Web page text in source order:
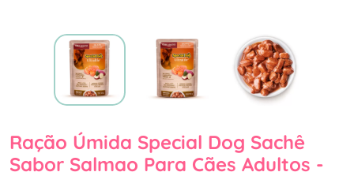
Ração Úmida Special Dog Sachê
Sabor Salmao Para Cães Adultos -